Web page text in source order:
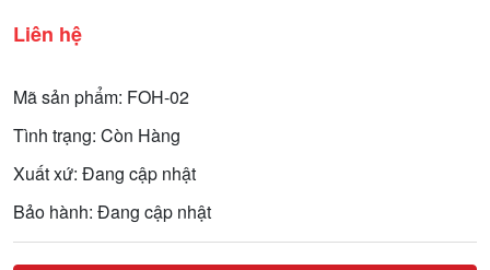
Liên hệ
Mã sản phẩm: FOH-02
Tình trạng: Còn Hàng
Xuất xứ: Đang cập nhật
Bảo hành: Đang cập nhật